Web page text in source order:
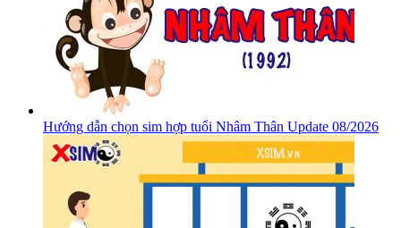
Hướng dẫn chọn sim hợp tuổi Nhâm Thân Update 08/2026